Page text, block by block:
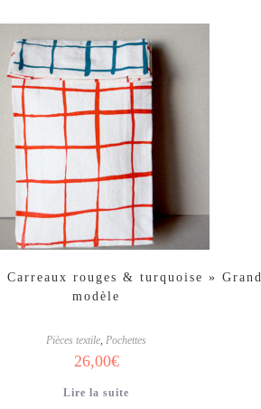
Carreaux rouges & turquoise » Grand
modèle
Pièces textile Pochettes
26,00€
Lire la suite